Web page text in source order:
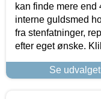
kan finde mere
interne guldsmed
fra stenfatninger,
efter eget ønske.
Se